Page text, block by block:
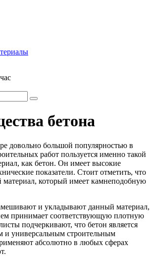
бетона
довольно большой популярностью в
работ пользуется именно такой
как бетон. Он имеет высокие
показатели. Стоит отметить, что
материал, который имеет камнеподобную
и укладывают данный материал,
принимает соответствующую плотную
подчеркивают, что бетон является
универсальным строительным
абсолютно в любых сферах